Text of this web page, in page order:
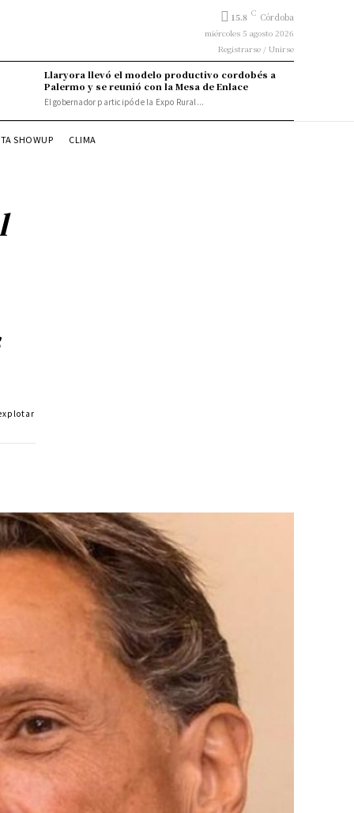
15.8 C Córdoba
miércoles 5 agosto 2026
Registrarse / Unirse
Llaryora llevó el modelo productivo cordobés a
Palermo y se reunió con la Mesa de Enlace
El gobernador participó de la Expo Rural...
SHOWUP CLIMA